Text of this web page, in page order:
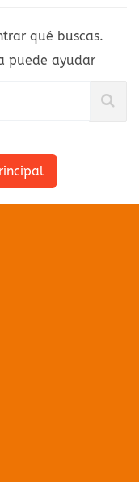
qué buscas.
puede ayudar